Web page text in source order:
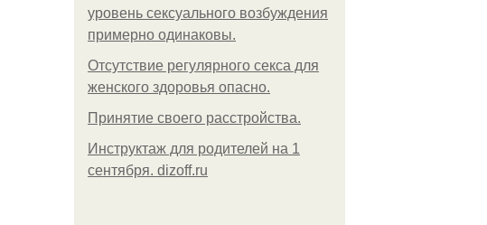
уровень сексуального возбуждения
примерно одинаковы.
Отсутствие регулярного секса для
женского здоровья опасно.
Принятие своего расстройства.
Инструктаж для родителей на 1
сентября. dizoff.ru